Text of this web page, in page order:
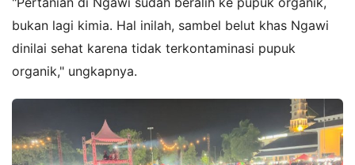
bukan lagi kimia. Hal inilah, sambel belut khas Ngawi
dinilai sehat karena tidak terkontaminasi pupuk
organik," ungkapnya.